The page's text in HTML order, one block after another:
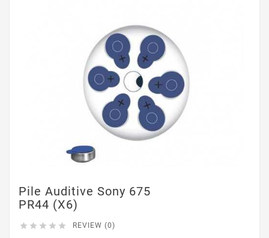
Pile Auditive Sony 675
PR44 (x6)
     REVIEW (0)